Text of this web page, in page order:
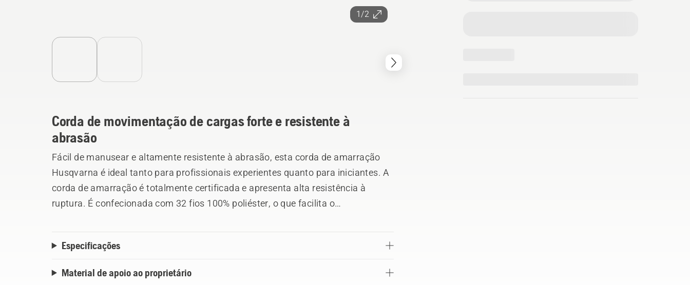
1/2
Corda de movimentação de cargas forte e resistente à
abrasão
Fácil de manusear e altamente resistente à abrasão, esta corda de amarração
Husqvarna é ideal tanto para profissionais experientes quanto para iniciantes. A
corda de amarração é totalmente certificada e apresenta alta resistência à
ruptura. É confecionada com 32 fios 100% poliéster, o que facilita o
Especificações
Material de apoio ao proprietário